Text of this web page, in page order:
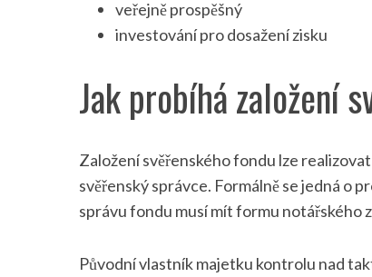
veřejně prospěšný
investování pro dosažení zisku
Jak probíhá založení
Založení svěřenského fondu lze
svěřenský správce. Formálně se jedná o
správu fondu musí mít formu notářského
Původní vlastník majetku kontrolu nad
S
a
r
h